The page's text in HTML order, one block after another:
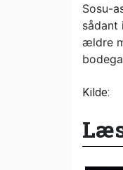
Sosu-
sådant
ældre
Kilde: